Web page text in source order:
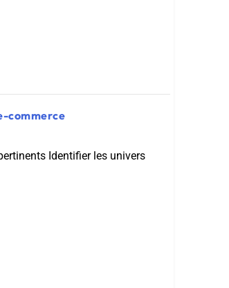
commerce
Identifier les univers